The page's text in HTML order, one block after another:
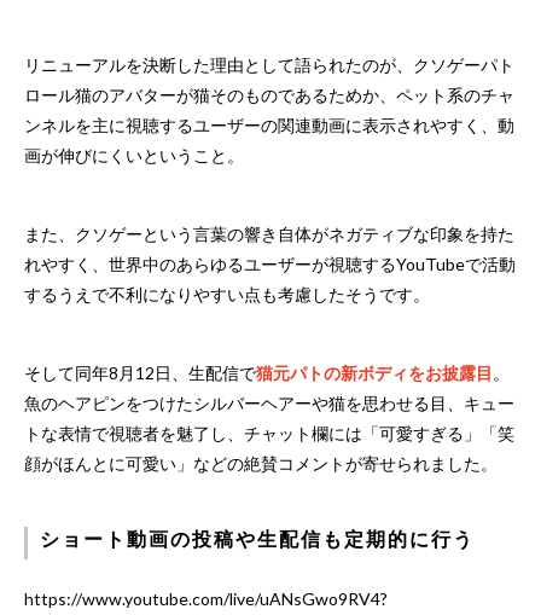
リニューアルを決断した理由として語られたのが、クソゲーパト
ロール猫のアバターが猫そのものであるためか、ペット系のチャ
ンネルを主に視聴するユーザーの関連動画に表示されやすく、動
画が伸びにくいということ。
また、クソゲーという言葉の響き自体がネガティブな印象を持た
れやすく、世界中のあらゆるユーザーが視聴するYouTubeで活動
するうえで不利になりやすい点も考慮したそうです。
そして同年8月12日、生配信で猫元パトの新ボディをお披露目 。
魚のヘアピンをつけたシルバーヘアーや猫を思わせる目、キュー
トな表情で視聴者を魅了し、チャット欄には「可愛すぎる」「笑
顔がほんとに可愛い」などの絶賛コメントが寄せられました。
ショート動画の投稿や生配信も定期的に行う
https://www.youtube.com/live/uANsGwo9RV4?